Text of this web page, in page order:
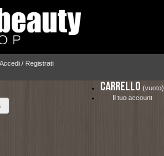
Accedi / Registrati
Carrello (vuoto)
Il tuo account
SOLO 4.90 € ED È
GRATUITA PER ORDINI